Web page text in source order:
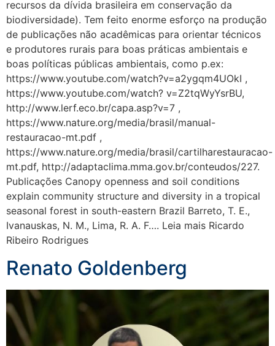
recursos da dívida brasileira em conservação da
biodiversidade). Tem feito enorme esforço na produção
de publicações não acadêmicas para orientar técnicos
e produtores rurais para boas práticas ambientais e
boas políticas públicas ambientais, como p.ex:
https://www.youtube.com/watch?v=a2ygqm4UOkI ,
https://www.youtube.com/watch? v=Z2tqWyYsrBU,
http://www.lerf.eco.br/capa.asp?v=7 ,
https://www.nature.org/media/brasil/manual-
restauracao-mt.pdf ,
https://www.nature.org/media/brasil/cartilharestauracao-
mt.pdf, http://adaptaclima.mma.gov.br/conteudos/227.
Publicações Canopy openness and soil conditions
explain community structure and diversity in a tropical
seasonal forest in south-eastern Brazil Barreto, T. E.,
Ivanauskas, N. M., Lima, R. A. F…. Leia mais Ricardo
Ribeiro Rodrigues
Renato Goldenberg